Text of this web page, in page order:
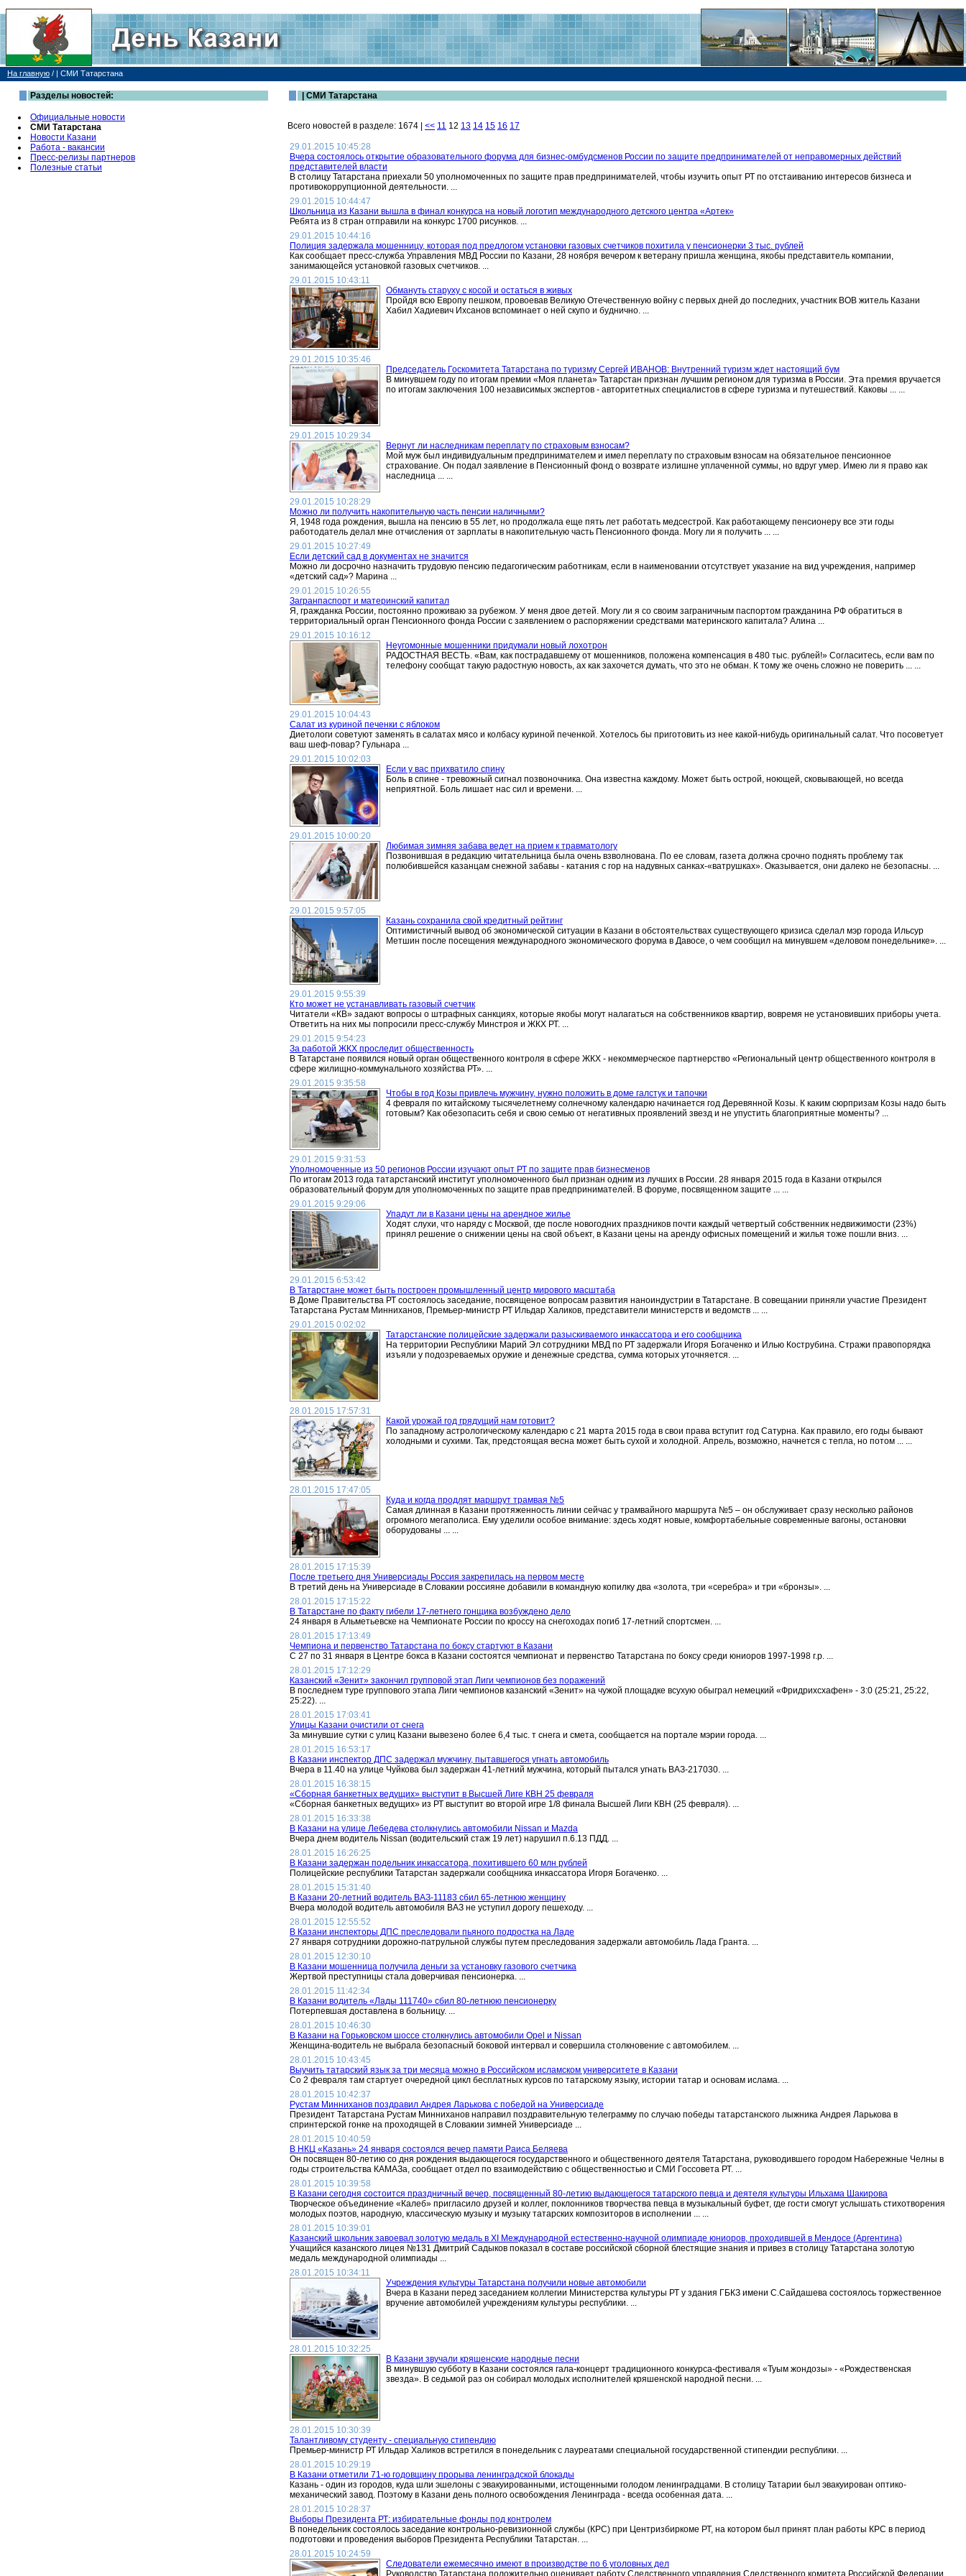
На главную / | СМИ Татарстана
Разделы новостей:
Официальные новости
СМИ Татарстана
Новости Казани
Работа - вакансии
Пресс-релизы партнеров
Полезные статьи
| СМИ Татарстана
Всего новостей в разделе: 1674 | << 11 12 13 14 15 16 17
29.01.2015 10:45:28
Вчера состоялось открытие образовательного форума для бизнес-омбудсменов России по защите предпринимателей от неправомерных действий
представителей власти
В столицу Татарстана приехали 50 уполномоченных по защите прав предпринимателей, чтобы изучить опыт РТ по отстаиванию интересов бизнеса и
противокоррупционной деятельности. ...
29.01.2015 10:44:47
Школьница из Казани вышла в финал конкурса на новый логотип международного детского центра «Артек»
Ребята из 8 стран отправили на конкурс 1700 рисунков. ...
29.01.2015 10:44:16
Полиция задержала мошенницу, которая под предлогом установки газовых счетчиков похитила у пенсионерки 3 тыс. рублей
Как сообщает пресс-служба Управления МВД России по Казани, 28 ноября вечером к ветерану пришла женщина, якобы представитель компании,
занимающейся установкой газовых счетчиков. ...
29.01.2015 10:43:11
Обмануть старуху с косой и остаться в живых
Пройдя всю Европу пешком, провоевав Великую Отечественную войну с первых дней до последних, участник ВОВ житель Казани
Хабил Хадиевич Ихсанов вспоминает о ней скупо и буднично. ...
29.01.2015 10:35:46
Председатель Госкомитета Татарстана по туризму Сергей ИВАНОВ: Внутренний туризм ждет настоящий бум
В минувшем году по итогам премии «Моя планета» Татарстан признан лучшим регионом для туризма в России. Эта премия вручается
по итогам заключения 100 независимых экспертов - авторитетных специалистов в сфере туризма и путешествий. Каковы ... ...
29.01.2015 10:29:34
Вернут ли наследникам переплату по страховым взносам?
Мой муж был индивидуальным предпринимателем и имел переплату по страховым взносам на обязательное пенсионное
страхование. Он подал заявление в Пенсионный фонд о возврате излишне уплаченной суммы, но вдруг умер. Имею ли я право как
наследница ... ...
29.01.2015 10:28:29
Можно ли получить накопительную часть пенсии наличными?
Я, 1948 года рождения, вышла на пенсию в 55 лет, но продолжала еще пять лет работать медсестрой. Как работающему пенсионеру все эти годы
работодатель делал мне отчисления от зарплаты в накопительную часть Пенсионного фонда. Могу ли я получить ... ...
29.01.2015 10:27:49
Если детский сад в документах не значится
Можно ли досрочно назначить трудовую пенсию педагогическим работникам, если в наименовании отсутствует указание на вид учреждения, например
«детский сад»? Марина ...
29.01.2015 10:26:55
Загранпаспорт и материнский капитал
Я, гражданка России, постоянно проживаю за рубежом. У меня двое детей. Могу ли я со своим заграничным паспортом гражданина РФ обратиться в
территориальный орган Пенсионного фонда России с заявлением о распоряжении средствами материнского капитала? Алина ...
29.01.2015 10:16:12
Неугомонные мошенники придумали новый лохотрон
РАДОСТНАЯ ВЕСТЬ. «Вам, как пострадавшему от мошенников, положена компенсация в 480 тыс. рублей!» Согласитесь, если вам по
телефону сообщат такую радостную новость, ах как захочется думать, что это не обман. К тому же очень сложно не поверить ... ...
29.01.2015 10:04:43
Салат из куриной печенки с яблоком
Диетологи советуют заменять в салатах мясо и колбасу куриной печенкой. Хотелось бы приготовить из нее какой-нибудь оригинальный салат. Что посоветует
ваш шеф-повар? Гульнара ...
29.01.2015 10:02:03
Если у вас прихватило спину
Боль в спине - тревожный сигнал позвоночника. Она известна каждому. Может быть острой, ноющей, сковывающей, но всегда
неприятной. Боль лишает нас сил и времени. ...
29.01.2015 10:00:20
Любимая зимняя забава ведет на прием к травматологу
Позвонившая в редакцию читательница была очень взволнована. По ее словам, газета должна срочно поднять проблему так
полюбившейся казанцам снежной забавы - катания с гор на надувных санках-«ватрушках». Оказывается, они далеко не безопасны. ...
29.01.2015 9:57:05
Казань сохранила свой кредитный рейтинг
Оптимистичный вывод об экономической ситуации в Казани в обстоятельствах существующего кризиса сделал мэр города Ильсур
Метшин после посещения международного экономического форума в Давосе, о чем сообщил на минувшем «деловом понедельнике». ...
29.01.2015 9:55:39
Кто может не устанавливать газовый счетчик
Читатели «КВ» задают вопросы о штрафных санкциях, которые якобы могут налагаться на собственников квартир, вовремя не установивших приборы учета.
Ответить на них мы попросили пресс-службу Минстроя и ЖКХ РТ. ...
29.01.2015 9:54:23
За работой ЖКХ проследит общественность
В Татарстане появился новый орган общественного контроля в сфере ЖКХ - некоммерческое партнерство «Региональный центр общественного контроля в
сфере жилищно-коммунального хозяйства РТ». ...
29.01.2015 9:35:58
Чтобы в год Козы привлечь мужчину, нужно положить в доме галстук и тапочки
4 февраля по китайскому тысячелетнему солнечному календарю начинается год Деревянной Козы. К каким сюрпризам Козы надо быть
готовым? Как обезопасить себя и свою семью от негативных проявлений звезд и не упустить благоприятные моменты? ...
29.01.2015 9:31:53
Уполномоченные из 50 регионов России изучают опыт РТ по защите прав бизнесменов
По итогам 2013 года татарстанский институт уполномоченного был признан одним из лучших в России. 28 января 2015 года в Казани открылся
образовательный форум для уполномоченных по защите прав предпринимателей. В форуме, посвященном защите ... ...
29.01.2015 9:29:06
Упадут ли в Казани цены на арендное жилье
Ходят слухи, что наряду с Москвой, где после новогодних праздников почти каждый четвертый собственник недвижимости (23%)
принял решение о снижении цены на свой объект, в Казани цены на аренду офисных помещений и жилья тоже пошли вниз. ...
29.01.2015 6:53:42
В Татарстане может быть построен промышленный центр мирового масштаба
В Доме Правительства РТ состоялось заседание, посвященое вопросам развития наноиндустрии в Татарстане. В совещании приняли участие Президент
Татарстана Рустам Минниханов, Премьер-министр РТ Ильдар Халиков, представители министерств и ведомств ... ...
29.01.2015 0:02:02
Татарстанские полицейские задержали разыскиваемого инкассатора и его сообщника
На территории Республики Марий Эл сотрудники МВД по РТ задержали Игоря Богаченко и Илью Кострубина. Стражи правопорядка
изъяли у подозреваемых оружие и денежные средства, сумма которых уточняется. ...
28.01.2015 17:57:31
Какой урожай год грядущий нам готовит?
По западному астрологическому календарю с 21 марта 2015 года в свои права вступит год Сатурна. Как правило, его годы бывают
холодными и сухими. Так, предстоящая весна может быть сухой и холодной. Апрель, возможно, начнется с тепла, но потом ... ...
28.01.2015 17:47:05
Куда и когда продлят маршрут трамвая №5
Самая длинная в Казани протяженность линии сейчас у трамвайного маршрута №5 – он обслуживает сразу несколько районов
огромного мегаполиса. Ему уделили особое внимание: здесь ходят новые, комфортабельные современные вагоны, остановки
оборудованы ... ...
28.01.2015 17:15:39
После третьего дня Универсиады Россия закрепилась на первом месте
В третий день на Универсиаде в Словакии россияне добавили в командную копилку два «золота, три «серебра» и три «бронзы». ...
28.01.2015 17:15:22
В Татарстане по факту гибели 17-летнего гонщика возбуждено дело
24 января в Альметьевске на Чемпионате России по кроссу на снегоходах погиб 17-летний спортсмен. ...
28.01.2015 17:13:49
Чемпиона и первенство Татарстана по боксу стартуют в Казани
С 27 по 31 января в Центре бокса в Казани состоятся чемпионат и первенство Татарстана по боксу среди юниоров 1997-1998 г.р. ...
28.01.2015 17:12:29
Казанский «Зенит» закончил групповой этап Лиги чемпионов без поражений
В последнем туре группового этапа Лиги чемпионов казанский «Зенит» на чужой площадке всухую обыграл немецкий «Фридрихсхафен» - 3:0 (25:21, 25:22,
25:22). ...
28.01.2015 17:03:41
Улицы Казани очистили от снега
За минувшие сутки с улиц Казани вывезено более 6,4 тыс. т снега и смета, сообщается на портале мэрии города. ...
28.01.2015 16:53:17
В Казани инспектор ДПС задержал мужчину, пытавшегося угнать автомобиль
Вчера в 11.40 на улице Чуйкова был задержан 41-летний мужчина, который пытался угнать ВАЗ-217030. ...
28.01.2015 16:38:15
«Сборная банкетных ведущих» выступит в Высшей Лиге КВН 25 февраля
«Сборная банкетных ведущих» из РТ выступит во второй игре 1/8 финала Высшей Лиги КВН (25 февраля). ...
28.01.2015 16:33:38
В Казани на улице Лебедева столкнулись автомобили Nissan и Mazda
Вчера днем водитель Nissan (водительский стаж 19 лет) нарушил п.6.13 ПДД. ...
28.01.2015 16:26:25
В Казани задержан подельник инкассатора, похитившего 60 млн рублей
Полицейские республики Татарстан задержали сообщника инкассатора Игоря Богаченко. ...
28.01.2015 15:31:40
В Казани 20-летний водитель ВАЗ-11183 сбил 65-летнюю женщину
Вчера молодой водитель автомобиля ВАЗ не уступил дорогу пешеходу. ...
28.01.2015 12:55:52
В Казани инспекторы ДПС преследовали пьяного подростка на Ладе
27 января сотрудники дорожно-патрульной службы путем преследования задержали автомобиль Лада Гранта. ...
28.01.2015 12:30:10
В Казани мошенница получила деньги за установку газового счетчика
Жертвой преступницы стала доверчивая пенсионерка. ...
28.01.2015 11:42:34
В Казани водитель «Лады 111740» сбил 80-летнюю пенсионерку
Потерпевшая доставлена в больницу. ...
28.01.2015 10:46:30
В Казани на Горьковском шоссе столкнулись автомобили Opel и Nissan
Женщина-водитель не выбрала безопасный боковой интервал и совершила столкновение с автомобилем. ...
28.01.2015 10:43:45
Выучить татарский язык за три месяца можно в Российском исламском университете в Казани
Со 2 февраля там стартует очередной цикл бесплатных курсов по татарскому языку, истории татар и основам ислама. ...
28.01.2015 10:42:37
Рустам Минниханов поздравил Андрея Ларькова с победой на Универсиаде
Президент Татарстана Рустам Минниханов направил поздравительную телеграмму по случаю победы татарстанского лыжника Андрея Ларькова в
спринтерской гонке на проходящей в Словакии зимней Универсиаде ...
28.01.2015 10:40:59
В НКЦ «Казань» 24 января состоялся вечер памяти Раиса Беляева
Он посвящен 80-летию со дня рождения выдающегося государственного и общественного деятеля Татарстана, руководившего городом Набережные Челны в
годы строительства КАМАЗа, сообщает отдел по взаимодействию с общественностью и СМИ Госсовета РТ. ...
28.01.2015 10:39:58
В Казани сегодня состоится праздничный вечер, посвященный 80-летию выдающегося татарского певца и деятеля культуры Ильхама Шакирова
Творческое объединение «Калеб» пригласило друзей и коллег, поклонников творчества певца в музыкальный буфет, где гости смогут услышать стихотворения
молодых поэтов, народную, классическую музыку и музыку татарских композиторов в исполнении ... ...
28.01.2015 10:39:01
Казанский школьник завоевал золотую медаль в XI Международной естественно-научной олимпиаде юниоров, проходившей в Мендосе (Аргентина)
Учащийся казанского лицея №131 Дмитрий Садыков показал в составе российской сборной блестящие знания и привез в столицу Татарстана золотую
медаль международной олимпиады ...
28.01.2015 10:34:11
Учреждения культуры Татарстана получили новые автомобили
Вчера в Казани перед заседанием коллегии Министерства культуры РТ у здания ГБКЗ имени С.Сайдашева состоялось торжественное
вручение автомобилей учреждениям культуры республики. ...
28.01.2015 10:32:25
В Казани звучали кряшенские народные песни
В минувшую субботу в Казани состоялся гала-концерт традиционного конкурса-фестиваля «Туым жондозы» - «Рождественская
звезда». В седьмой раз он собирал молодых исполнителей кряшенской народной песни. ...
28.01.2015 10:30:39
Талантливому студенту - специальную стипендию
Премьер-министр РТ Ильдар Халиков встретился в понедельник с лауреатами специальной государственной стипендии республики. ...
28.01.2015 10:29:19
В Казани отметили 71-ю годовщину прорыва ленинградской блокады
Казань - один из городов, куда шли эшелоны с эвакуированными, истощенными голодом ленинградцами. В столицу Татарии был эвакуирован оптико-
механический завод. Поэтому в Казани день полного освобождения Ленинграда - всегда особенная дата. ...
28.01.2015 10:28:37
Выборы Президента РТ: избирательные фонды под контролем
В понедельник состоялось заседание контрольно-ревизионной службы (КРС) при Центризбиркоме РТ, на котором был принят план работы КРС в период
подготовки и проведения выборов Президента Республики Татарстан. ...
28.01.2015 10:24:59
Следователи ежемесячно имеют в производстве по 6 уголовных дел
Руководство Татарстана положительно оценивает работу Следственного управления Следственного комитета Российской Федерации